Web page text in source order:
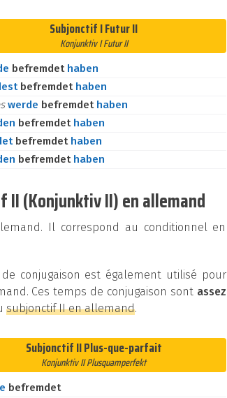
Subjonctif I Futur II
Konjunktiv I Futur II
befremdet haben
befremdet haben
werde befremdet haben
befremdet haben
befremdet haben
befremdet haben
(Konjunktiv II) en allemand
Il correspond au conditionnel en
conjugaison est également utilisé pour
Ces temps de conjugaison sont assez
subjonctif II en allemand.
Subjonctif II Plus-que-parfait
Konjunktiv II Plusquamperfekt
befremdet